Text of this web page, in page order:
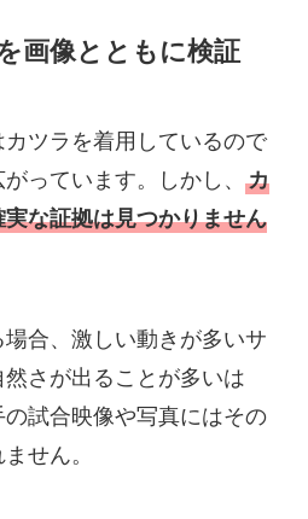
画像とともに検証
ツラを着用しているので
っています。しかし、 カ
な証拠は見つかりません
合、激しい動きが多いサ
さが出ることが多いは
試合映像や写真にはその
せん。